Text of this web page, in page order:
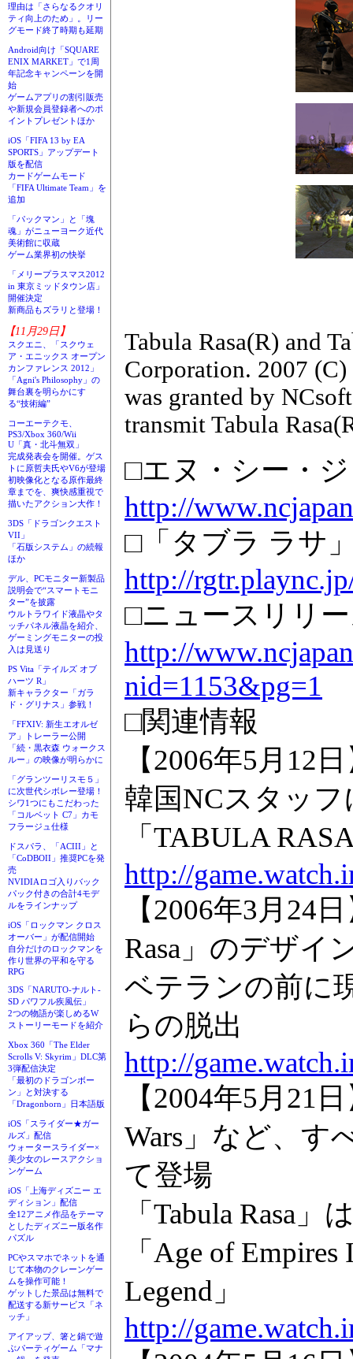
理由は「さらなるクオリ
ティ向上のため」。リー
グモード終了時期も延期
Android向け「SQUARE
ENIX MARKET」で1周
年記念キャンペーンを開
始
ゲームアプリの割引販売
や新規会員登録者へのポ
イントプレゼントほか
iOS「FIFA 13 by EA
SPORTS」アップデート
版を配信
カードゲームモード
「FIFA Ultimate Team」を
追加
「パックマン」と「塊
魂」がニューヨーク近代
美術館に収蔵
ゲーム業界初の快挙
「メリープラスマス2012
in 東京ミッドタウン店」
開催決定
新商品もズラリと登場！
【11月29日】
スクエニ、「スクウェ
ア・エニックス オープン
カンファレンス 2012」
「Agni's Philosophy」の
舞台裏を明らかにす
る“技術編”
コーエーテクモ、
PS3/Xbox 360/Wii
U「真・北斗無双」
完成発表会を開催。ゲス
トに原哲夫氏やV6が登場
初映像化となる原作最終
章までを、爽快感重視で
描いたアクション大作！
3DS「ドラゴンクエスト
VII」
「石版システム」の続報
ほか
デル、PCモニター新製品
説明会で“スマートモニ
ター”を披露
ウルトラワイド液晶やタ
ッチパネル液晶を紹介、
ゲーミングモニターの投
入は見送り
PS Vita「テイルズ オブ
ハーツ R」
新キャラクター「ガラ
ド・グリナス」参戦！
「FFXIV: 新生エオルゼ
ア」トレーラー公開
「続・黒衣森 ウォークス
ルー」の映像が明らかに
「グランツーリスモ５」
に次世代シボレー登場！
シワ1つにもこだわった
「コルベット C7」カモ
フラージュ仕様
ドスパラ、「ACIII」と
「CoDBOII」推奨PCを発
売
NVIDIAロゴ入りバック
パック付きの合計4モデ
ルをラインナップ
iOS「ロックマン クロス
オーバー」が配信開始
自分だけのロックマンを
作り世界の平和を守る
RPG
3DS「NARUTO-ナルト-
SD パワフル疾風伝」
2つの物語が楽しめるW
ストーリーモードを紹介
Xbox 360「The Elder
Scrolls V: Skyrim」DLC第
3弾配信決定
「最初のドラゴンボー
ン」と対決する
「Dragonborn」日本語版
iOS「スライダー★ガー
ルズ」配信
ウォータースライダー×
美少女のレースアクショ
ンゲーム
iOS「上海ディズニー エ
ディション」配信
全12アニメ作品をテーマ
としたディズニー版名作
パズル
PCやスマホでネットを通
じて本物のクレーンゲー
ムを操作可能！
ゲットした景品は無料で
配送する新サービス「ネ
ッチ」
アイアップ、箸と鍋で遊
ぶパーティゲーム「マナ
Tabula Rasa(R) and
Corporation. 2007
was granted by
transmit Tabula
□エヌ・シー・
http://
□「タブラ ラサ
http://
□ニュースリリ
http://
nid=1153&pg=1
□関連情報
【2006年5月12
韓国NCスタッ
「TABULA
http://
【2006年3月24
Rasa」のデザイ
ベテランの前に
らの脱出
http://
【2004年5月21
Wars」など、す
て登場
「Tabula Rasa
「Age of
Legend」
http://